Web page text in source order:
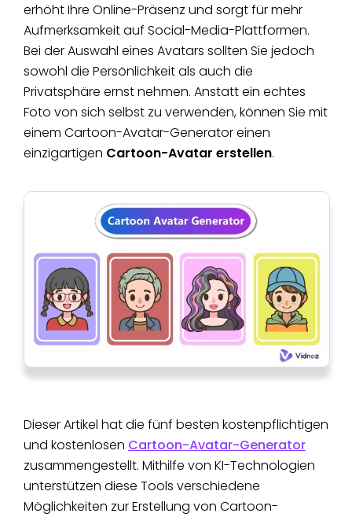
erhöht Ihre Online-Präsenz und sorgt für mehr
Aufmerksamkeit auf Social-Media-Plattformen.
Bei der Auswahl eines Avatars sollten Sie jedoch
sowohl die Persönlichkeit als auch die
Privatsphäre ernst nehmen. Anstatt ein echtes
Foto von sich selbst zu verwenden, können Sie mit
einem Cartoon-Avatar-Generator einen
einzigartigen Cartoon-Avatar erstellen.
Dieser Artikel hat die fünf besten kostenpflichtigen
und kostenlosen Cartoon-Avatar-Generator
zusammengestellt. Mithilfe von KI-Technologien
unterstützen diese Tools verschiedene
Möglichkeiten zur Erstellung von Cartoon-